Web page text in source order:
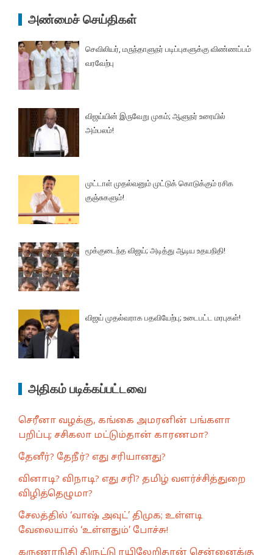
அண்மைச் செய்திகள்
செவிலியர், மருந்தாளுநர் படிப்புகளுக்கு விண்ணப்பம்
வரவேற்பு
விஜய்யின் இருவேறு முகம்; ஆளுநர் உரையில்
அம்பலம்!
முட்டாள் முதல்வனும் முட்டுக் கொடுக்கும் ரசிக
குஞ்சுகளும்!
மூக்குடைந்த விஜய்; அடித்து ஆடிய உதயநிதி!
விஜய் முதல்வராக பதவியேற்பு; உடைபட்ட மரபுகள்!
அதிகம் படிக்கப்பட்டவை
செரீனா வழக்கு, கங்கை அமரனின் பங்களா
பறிப்பு; சசிகலா மட்டும்தான் காரணமா?
தேனீர்? தேநீர்? எது சரியானது?
வினாடி? விநாடி? எது சரி? தமிழ் வளர்ச்சித்துறை
விழித்தெழுமா?
சேலத்தில் ‘வாஷ் அவுட்’ திமுக; உள்ளடி
வேலையால் ‘உள்ளதும்’ போச்சு!